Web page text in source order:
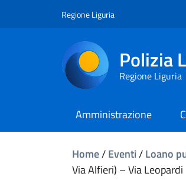
Regione Liguria
Polizia
Regione Liguria
Amministrazione
Home/Eventi/Loano
Via Alfieri) – Via Leopardi